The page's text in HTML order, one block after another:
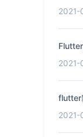
2021-
2021-
flutter